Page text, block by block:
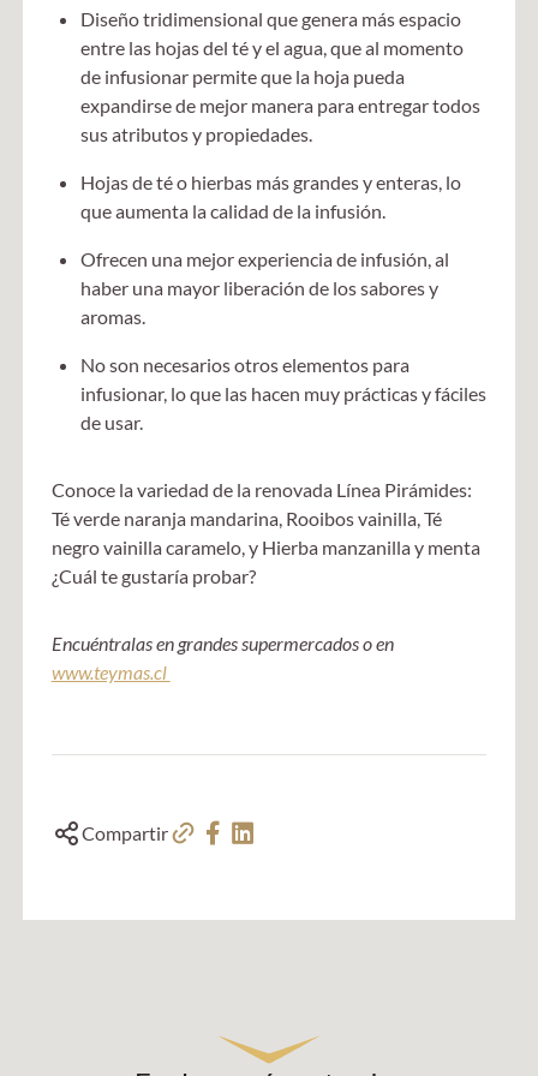
Diseño tridimensional que genera más espacio
entre las hojas del té y el agua, que al momento
de infusionar permite que la hoja pueda
expandirse de mejor manera para entregar todos
sus atributos y propiedades.
Hojas de té o hierbas más grandes y enteras, lo
que aumenta la calidad de la infusión.
Ofrecen una mejor experiencia de infusión, al
haber una mayor liberación de los sabores y
aromas.
No son necesarios otros elementos para
infusionar, lo que las hacen muy prácticas y fáciles
de usar.
Conoce la variedad de la renovada Línea Pirámides:
Té verde naranja mandarina, Rooibos vainilla, Té
negro vainilla caramelo, y Hierba manzanilla y menta
¿Cuál te gustaría probar?
Encuéntralas en grandes supermercados o en
www.teymas.cl
Compartir